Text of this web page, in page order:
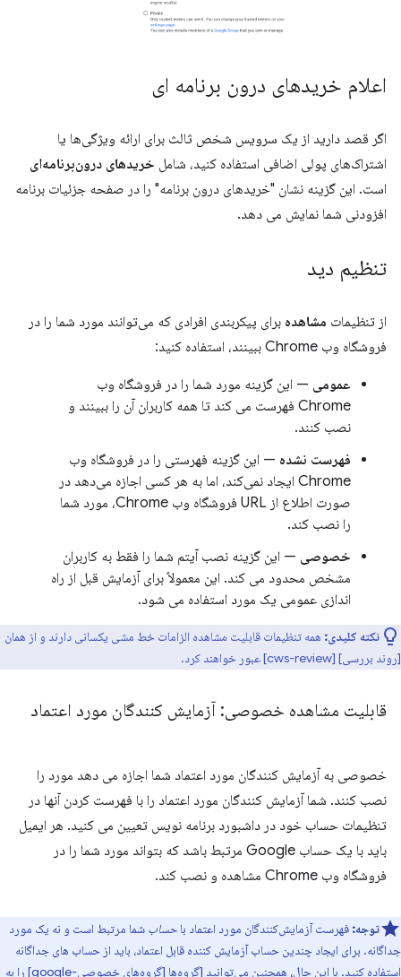
اعلام خریدهای درون برنامه ای
اگر قصد دارید از یک سرویس شخص ثالث برای ارائه ویژگی‌ها یا
اشتراک‌های پولی اضافی استفاده کنید، شامل خریدهای درون‌برنامه‌ای
است. این گزینه نشان "خریدهای درون برنامه" را در صفحه جزئیات برنامه
افزودنی شما نمایش می دهد.
تنظیم دید
از تنظیمات مشاهده برای پیکربندی افرادی که می‌توانند مورد شما را در
فروشگاه وب Chrome ببینند، استفاده کنید:
عمومی — این گزینه مورد شما را در فروشگاه وب
Chrome فهرست می کند تا همه کاربران آن را ببینند و
نصب کنند.
فهرست نشده — این گزینه فهرستی را در فروشگاه وب
Chrome ایجاد نمی‌کند، اما به هر کسی اجازه می‌دهد در
صورت اطلاع از URL فروشگاه وب Chrome، مورد شما
را نصب کند.
خصوصی — این گزینه نصب آیتم شما را فقط به کاربران
مشخص محدود می کند. این معمولاً برای آزمایش قبل از راه
اندازی عمومی یک مورد استفاده می شود.
نکته کلیدی: همه تنظیمات قابلیت مشاهده الزامات خط مشی یکسانی دارند و از همان
[روند بررسی] [cws-review] عبور خواهند کرد.
قابلیت مشاهده خصوصی: آزمایش کنندگان مورد اعتماد
خصوصی به آزمایش کنندگان مورد اعتماد شما اجازه می دهد مورد را
نصب کنند. شما آزمایش کنندگان مورد اعتماد را با فهرست کردن آنها در
تنظیمات حساب خود در داشبورد برنامه نویس تعیین می کنید. هر ایمیل
باید با یک حساب Google مرتبط باشد که بتواند مورد شما را در
فروشگاه وب Chrome مشاهده و نصب کند.
توجه: فهرست آزمایش‌کنندگان مورد اعتماد با حساب شما مرتبط است و نه یک مورد
جداگانه. برای ایجاد چندین حساب آزمایش کننده قابل اعتماد، باید از حساب های جداگانه
استفاده کنید. با این حال، همچنین می‌توانید [گروه‌ها [گروه‌های خصوصی-google] را به